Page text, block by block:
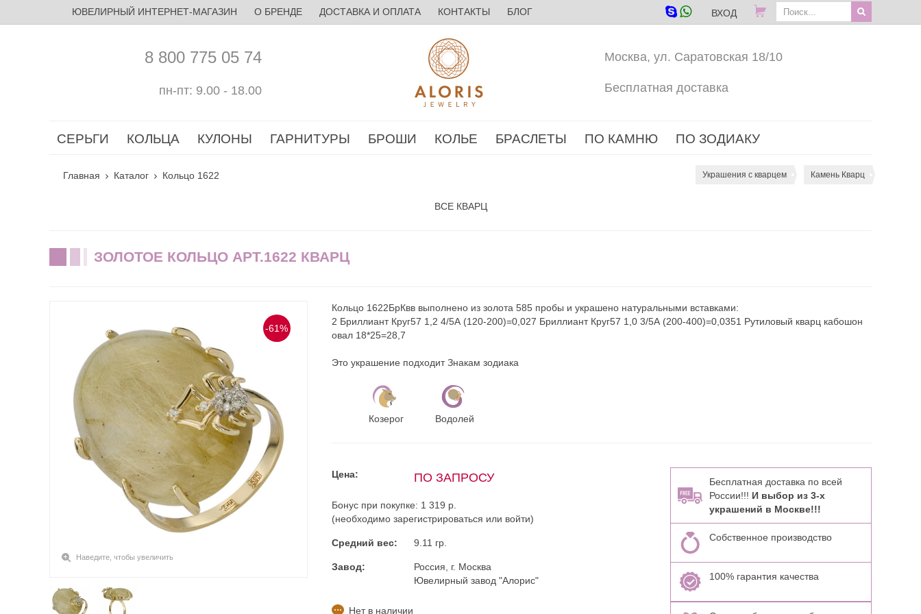
ЮВЕЛИРНЫЙ ИНТЕРНЕТ-МАГАЗИН О БРЕНДЕ ДОСТАВКА И ОПЛАТА КОНТАКТЫ БЛОГ ВХОД
8 800 775 05 74
пн-пт: 9.00 - 18.00
Москва, ул. Саратовская 18/10
Бесплатная доставка
СЕРЬГИ КОЛЬЦА КУЛОНЫ ГАРНИТУРЫ БРОШИ КОЛЬЕ БРАСЛЕТЫ ПО КАМНЮ ПО ЗОДИАКУ
Главная Каталог Кольцо 1622 Украшения с кварцем Камень Кварц
ВСЕ КВАРЦ
ЗОЛОТОЕ КОЛЬЦО АРТ.1622 КВАРЦ
-61%
Наведите, чтобы увеличить
Кольцо 1622БрКвв выполнено из золота 585 пробы и украшено натуральными вставками:
2 Бриллиант Круг57 1,2 4/5А (120-200)=0,027 Бриллиант Круг57 1,0 3/5А (200-400)=0,0351 Рутиловый кварц кабошон
овал 18*25=28,7
Это украшение подходит Знакам зодиака
Козерог Водолей
Цена: ПО ЗАПРОСУ
Бонус при покупке: 1 319 р.
(необходимо зарегистрироваться или войти)
Средний вес: 9.11 гр.
Завод:
Россия, г. Москва
Ювелирный завод "Алорис"
Нет в наличии
Бесплатная доставка по всей
России!!! И выбор из 3-х
украшений в Москве!!!
Собственное производство
100% гарантия качества